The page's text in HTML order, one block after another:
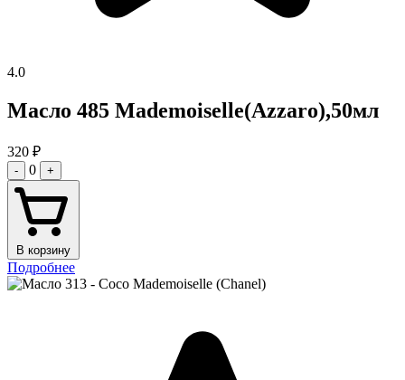
4.0
Масло 485 Mademoiselle(Azzaro),50мл
320 ₽
- 0 +
В корзину
Подробнее